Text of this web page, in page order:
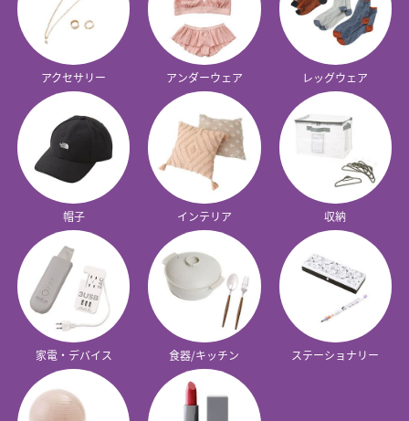
アクセサリー アンダーウェア レッグウェア
帽子 インテリア 収納
家電・デバイス 食器/キッチン ステーショナリー